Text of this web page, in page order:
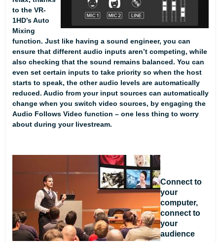
to the VR-
1HD’s Auto
Mixing
function. Just like having a sound engineer, you can
ensure that different audio inputs aren’t competing, while
also checking that the sound remains balanced. You can
even set certain inputs to take priority so when the host
starts to speak, the other audio levels are automatically
reduced. Audio from your input sources can automatically
change when you switch video sources, by engaging the
Audio Follows Video function – one less thing to worry
about during your livestream.
Connect to
your
computer,
connect to
your
audience